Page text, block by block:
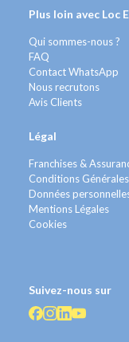
Plus loin avec Loc
Qui sommes-nous ?
FAQ
Contact WhatsApp
Nous recrutons
Avis Clients
Légal
Franchises &
Conditions Générales
Données
Mentions Légales
Cookies
Suivez-nous sur